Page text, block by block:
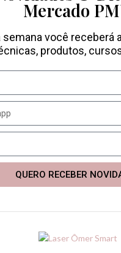
Mercado
semana você receberá
produtos,
QUERO RECEBER